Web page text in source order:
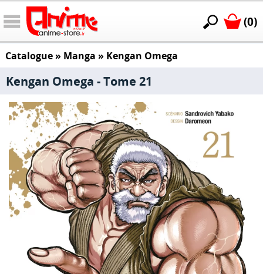
(0)
Catalogue» Manga » Kengan Omega
Kengan Omega - Tome 21